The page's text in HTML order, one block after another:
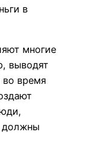
в
многие
выводят
время
должны